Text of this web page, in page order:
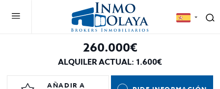
260.000€
ALQUILER ACTUAL: 1.600€
AÑADIR A